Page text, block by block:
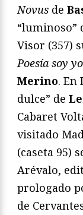
Novus de
“luminoso”
Visor (357)
Poesía soy yo
Merino. En
dulce” de
Cabaret
visitado
(caseta 95)
Arévalo,
prologado
de